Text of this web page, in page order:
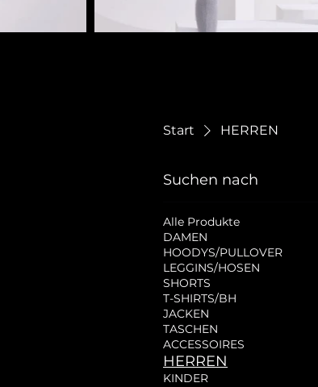
Start HERREN
Suchen nach
Alle Produkte
DAMEN
HOODYS/PULLOVER
LEGGINS/HOSEN
SHORTS
T-SHIRTS/BH
JACKEN
TASCHEN
ACCESSOIRES
HERREN
KINDER